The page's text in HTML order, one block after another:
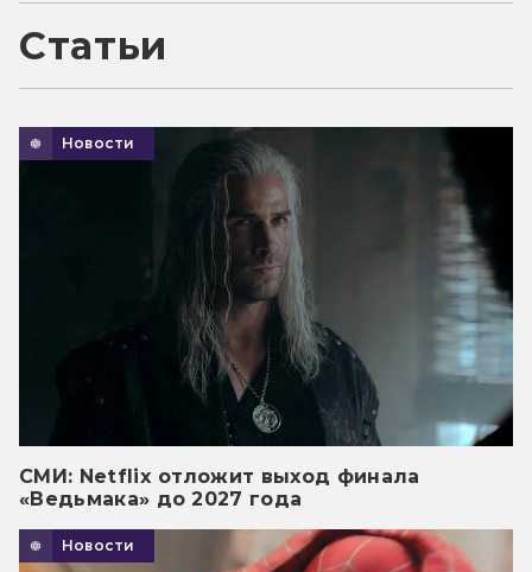
Статьи
Новости
СМИ: Netflix отложит выход финала
«Ведьмака» до 2027 года
Новости